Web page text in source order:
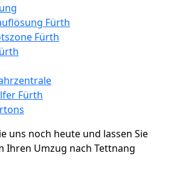
Fürth
Fürth
Fürth
uns noch heute und lassen Sie
Ihren Umzug nach Tettnang